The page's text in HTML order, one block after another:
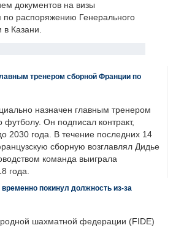
документов на визы
по распоряжению Генерального
в Казани.
тренером сборной Франции по
назначен главным тренером
Он подписал контракт,
2030 года. В течение последних 14
сборную возглавлял Дидье
команда выиграла
года.
временно покинул должность из-за
шахматной федерации (FIDE)